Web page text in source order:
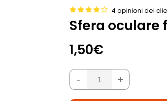
4 opinioni dei
Sfera oculare
1,50€
- +